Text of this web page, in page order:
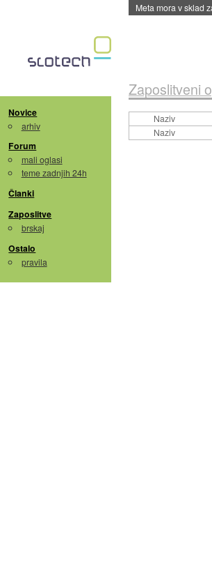
Meta mora v sklad
Novice
arhiv
Forum
mali oglasi
teme zadnjih 24h
Članki
Zaposlitve
brskaj
Ostalo
pravila
Zaposlitveni
Naziv
Naziv